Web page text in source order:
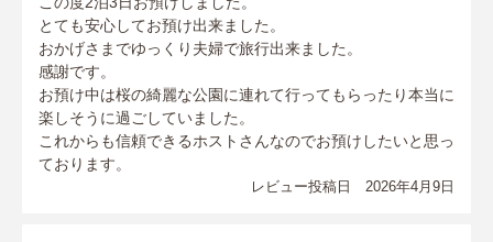
とても安心してお預け出来ました。
おかげさまでゆっくり夫婦で旅行出来ました。
感謝です。
お預け中は桜の綺麗な公園に連れて行ってもらったり本当に
楽しそうに過ごしていました。
これからも信頼できるホストさんなのでお預けしたいと思っ
ております。
レビュー投稿日 2026年4月9日